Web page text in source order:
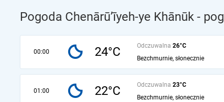
Pogoda Chenārū’īyeh-ye Khānūk -
00:00 24°C Odczuwalna 26°C
Bezchmurnie, słonecznie
01:00 22°C Odczuwalna 23°C
Bezchmurnie, słonecznie